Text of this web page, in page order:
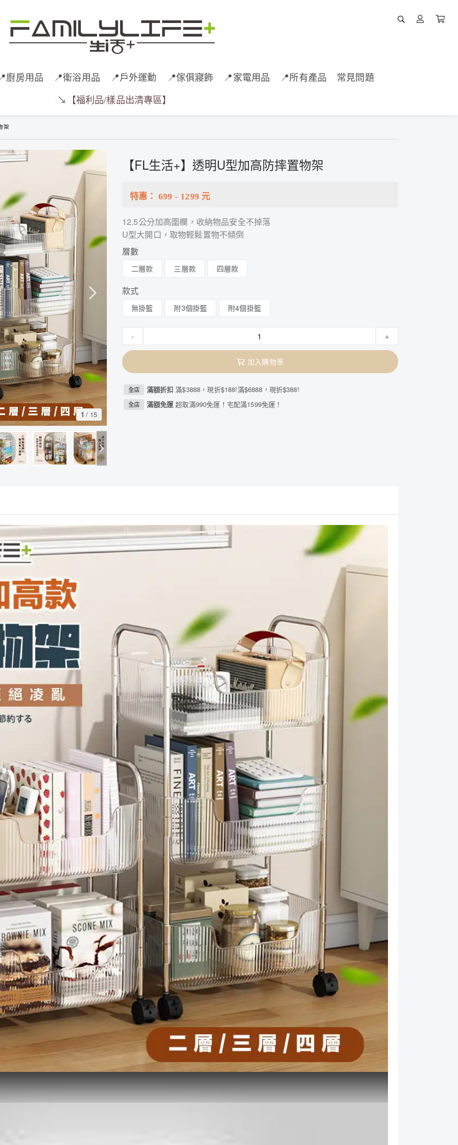
廚房用品 📍衛浴用品 📍戶外運動 📍傢俱寢飾 📍家電用品 📍所有產品
常見問題
↘️【福利品/樣品出清專區】
架
1 / 15
【FL生活+】透明U型加高防摔置物架
特惠： 699 - 1299 元
12.5公分加高圍欄，收納物品安全不掉落
U型大開口，取物輕鬆置物不傾倒
層數
二層款 三層款 四層款
款式
無掛籃 附3個掛籃 附4個掛籃
- +
加入購物車
全店 滿額折扣滿$3888，現折$188!滿$6888，現折$388!
全店 滿額免運超取滿990免運！宅配滿1599免運！